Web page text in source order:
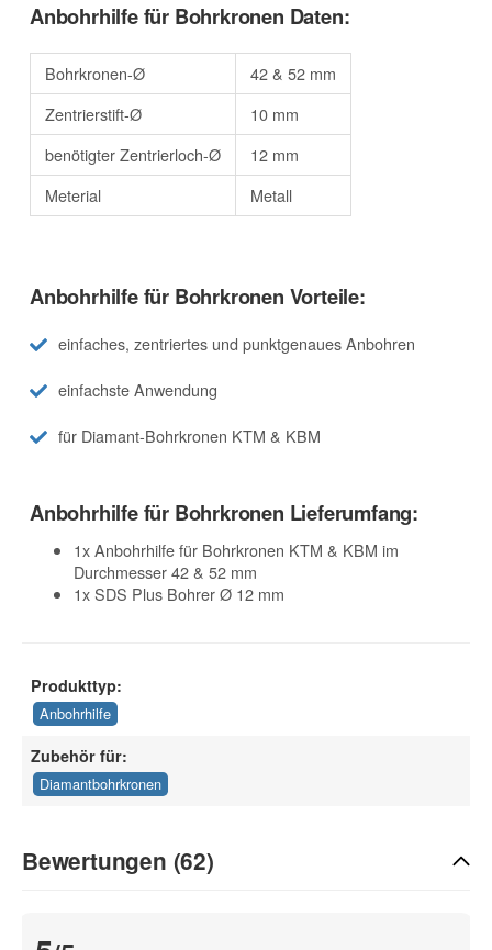
Anbohrhilfe für Bohrkronen Daten:
Bohrkronen-Ø
42 & 52 mm
Zentrierstift-Ø
10 mm
benötigter Zentrierloch-Ø
12 mm
Meterial
Metall
Anbohrhilfe für Bohrkronen Vorteile:
einfaches, zentriertes und punktgenaues Anbohren
einfachste Anwendung
für Diamant-Bohrkronen KTM & KBM
Anbohrhilfe für Bohrkronen Lieferumfang:
1x Anbohrhilfe für Bohrkronen KTM & KBM im
Durchmesser 42 & 52 mm
1x SDS Plus Bohrer Ø 12 mm
Produkttyp:
Anbohrhilfe
Zubehör für:
Diamantbohrkronen
Bewertungen (62)